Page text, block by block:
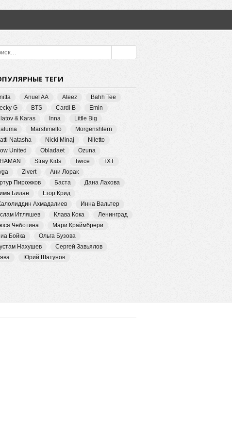
ТЕГИ
Anuel AA Ateez
Bahh Tee
G
BTS Cardi B
Emin
& Karas
Inna
Little Big
Marshmello
Morgenshtern
Natasha
Nicki Minaj
Niletto
United
Obladaet
Ozuna
Stray Kids Twice
TXT
Zivert
Ани Лорак
Пирожков
Баста
Дана Лахова
Билан
Егор Крид
Ахмадалиев
Инна Вальтер
Итляшев
Клава Кока
Ленинград
Чеботина
Мари Краймбрери
Бойка
Ольга Бузова
Нахушев
Сергей Завьялов
Юрий Шатунов